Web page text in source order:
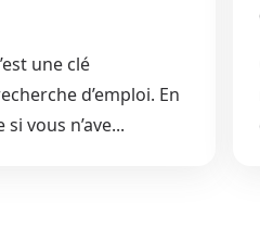
une clé
d’emploi. En
vous n’ave...